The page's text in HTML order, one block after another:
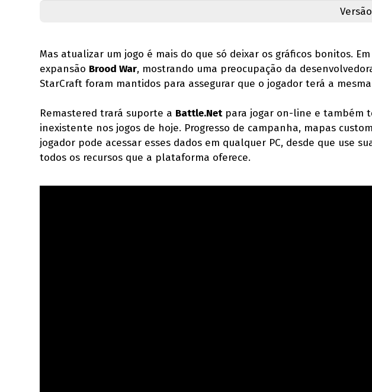
Mas atualizar um jogo é mais do que só deixar os gráficos bonitos.
expansão Brood War, mostrando uma preocupação da
StarCraft foram mantidos para assegurar que o jogador terá a
Remastered trará suporte a Battle.Netpara jogar on-line e também
inexistente nos jogos de hoje. Progresso de campanha, mapas
jogador pode acessar esses dados em qualquer PC, desde que use
todos os recursos que a plataforma oferece.